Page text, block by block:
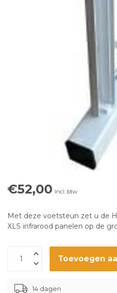
€52,00 Incl. btw
Met deze voetsteun zet u de
XLS infrarood panelen op de
Toevoegen
14 dagen